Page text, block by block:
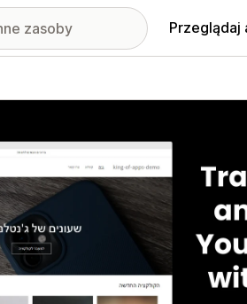
Przeglądaj